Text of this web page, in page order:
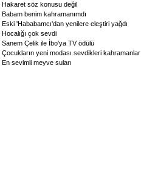
Hakaret söz konusu değil
Babam benim kahramanımdı
Eski 'Hababamcı'dan yenilere eleştiri yağdı
Hocalığı çok sevdi
Sanem Çelik ile İbo'ya TV ödülü
Çocukların yeni modası sevdikleri kahramanlar
En sevimli meyve suları